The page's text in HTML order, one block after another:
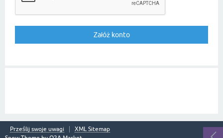
Prześlij swoje uwagi
XML Sitemap